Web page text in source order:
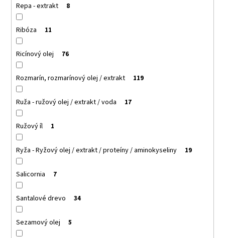
Repa - extrakt 8
Ribóza 11
Ricínový olej 76
Rozmarín, rozmarínový olej / extrakt 119
Ruža - ružový olej / extrakt / voda 17
Ružový íl 1
Ryža - Ryžový olej / extrakt / proteíny / aminokyseliny 19
Salicornia 7
Santalové drevo 34
Sezamový olej 5